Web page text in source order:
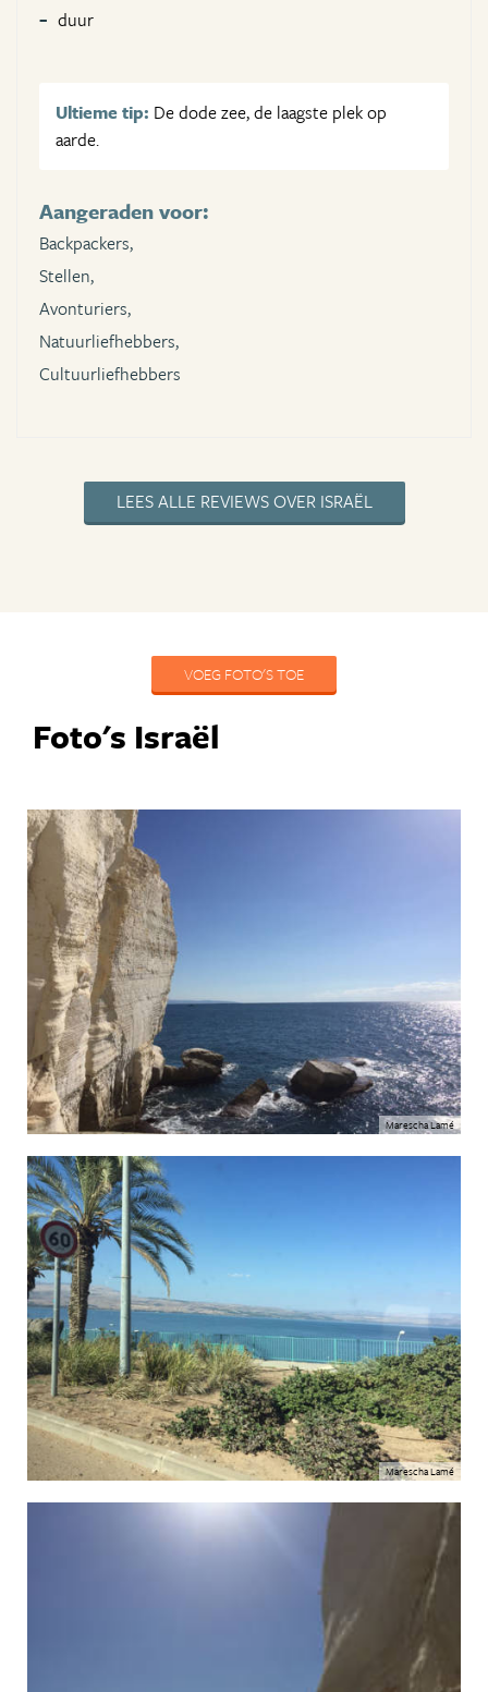
duur
Ultieme tip: De dode zee, de laagste plek op
aarde.
Aangeraden voor:
Backpackers,
Stellen,
Avonturiers,
Natuurliefhebbers,
Cultuurliefhebbers
LEES ALLE REVIEWS OVER ISRAËL
VOEG FOTO'S TOE
Foto's Israël
Marescha Lamé
Marescha Lamé